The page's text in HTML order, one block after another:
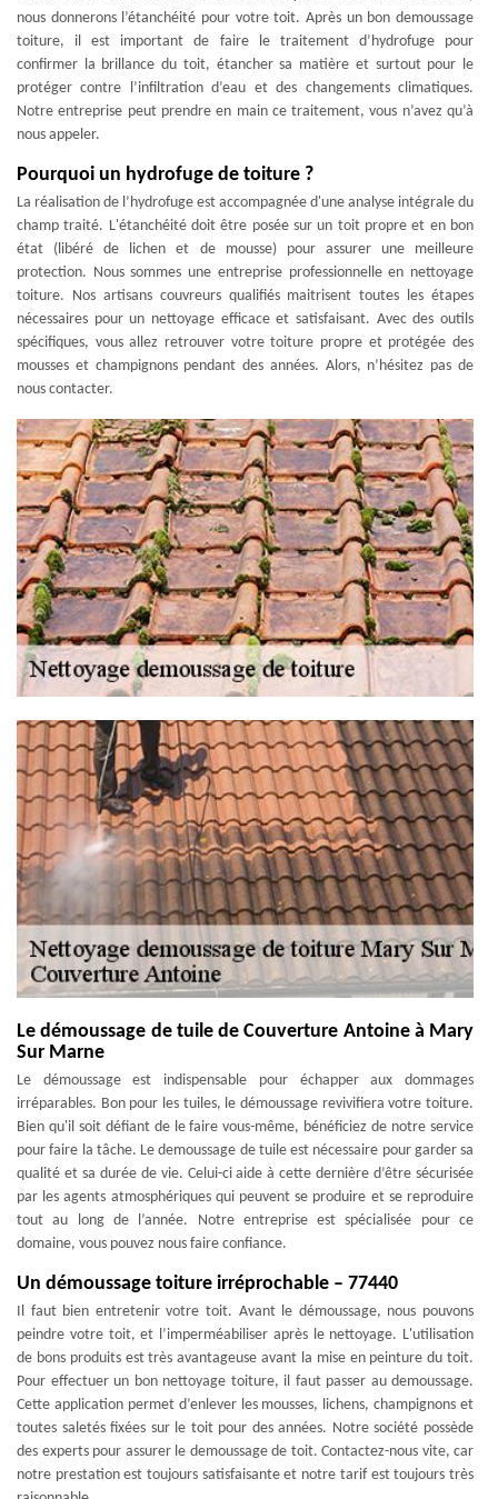
nous donnerons l’étanchéité pour votre toit. Après un bon demoussage
toiture, il est important de faire le traitement d’hydrofuge pour
confirmer la brillance du toit, étancher sa matière et surtout pour le
protéger contre l’infiltration d’eau et des changements climatiques.
Notre entreprise peut prendre en main ce traitement, vous n’avez qu’à
nous appeler.
Pourquoi un hydrofuge de toiture ?
La réalisation de l’hydrofuge est accompagnée d'une analyse intégrale du
champ traité. L'étanchéité doit être posée sur un toit propre et en bon
état (libéré de lichen et de mousse) pour assurer une meilleure
protection. Nous sommes une entreprise professionnelle en nettoyage
toiture. Nos artisans couvreurs qualifiés maitrisent toutes les étapes
nécessaires pour un nettoyage efficace et satisfaisant. Avec des outils
spécifiques, vous allez retrouver votre toiture propre et protégée des
mousses et champignons pendant des années. Alors, n’hésitez pas de
nous contacter.
Le démoussage de tuile de Couverture Antoine à Mary
Sur Marne
Le démoussage est indispensable pour échapper aux dommages
irréparables. Bon pour les tuiles, le démoussage revivifiera votre toiture.
Bien qu'il soit défiant de le faire vous-même, bénéficiez de notre service
pour faire la tâche. Le demoussage de tuile est nécessaire pour garder sa
qualité et sa durée de vie. Celui-ci aide à cette dernière d’être sécurisée
par les agents atmosphériques qui peuvent se produire et se reproduire
tout au long de l’année. Notre entreprise est spécialisée pour ce
domaine, vous pouvez nous faire confiance.
Un démoussage toiture irréprochable – 77440
Il faut bien entretenir votre toit. Avant le démoussage, nous pouvons
peindre votre toit, et l’imperméabiliser après le nettoyage. L'utilisation
de bons produits est très avantageuse avant la mise en peinture du toit.
Pour effectuer un bon nettoyage toiture, il faut passer au demoussage.
Cette application permet d’enlever les mousses, lichens, champignons et
toutes saletés fixées sur le toit pour des années. Notre société possède
des experts pour assurer le demoussage de toit. Contactez-nous vite, car
notre prestation est toujours satisfaisante et notre tarif est toujours très